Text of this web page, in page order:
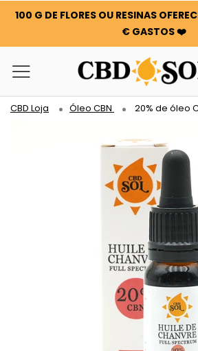
100 G DE FLORES OU RESINAS
€ GASTOS ❤️
CBD Loja Óleo CBN 20% de óleo